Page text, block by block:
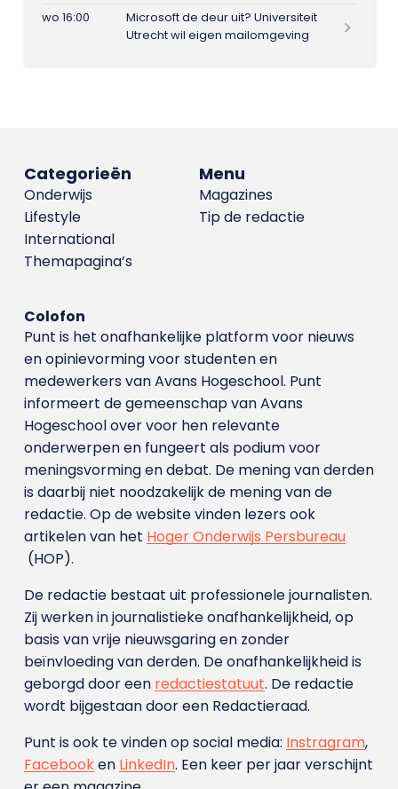
wo 16:00
Microsoft de deur uit? Universiteit
Utrecht wil eigen mailomgeving
Menu
Magazines
Tip de redactie
Categorieën
Onderwijs
Lifestyle
International
Themapagina’s
Colofon
Punt is het onafhankelijke platform voor nieuws
en opinievorming voor studenten en
medewerkers van Avans Hoge­school. Punt
informeert de gemeenschap van Avans
Hogeschool over voor hen relevante
onderwerpen en fungeert als podium voor
meningsvorming en debat. De mening van derden
is daarbij niet noodzakelijk de mening van de
redactie. Op de website vinden lezers ook
artikelen van het Hoger Onderwijs Persbureau
(HOP).
De redactie bestaat uit professionele journalisten.
Zij werken in journalistieke onafhankelijkheid, op
basis van vrije nieuwsgaring en zonder
beïnvloeding van derden. De onafhankelijkheid is
geborgd door een redactiestatuut. De redactie
wordt bijgestaan door een Redactieraad.
Punt is ook te vinden op social media: Instragram,
Facebooken LinkedIn. Een keer per jaar verschijnt